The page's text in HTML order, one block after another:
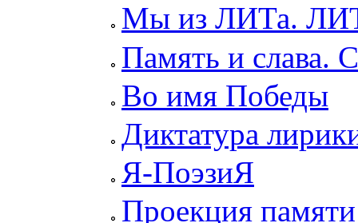
Мы из ЛИТа.
Память и слава.
Во имя Победы
Диктатура
Я-ПоэзиЯ
Проекция памяти